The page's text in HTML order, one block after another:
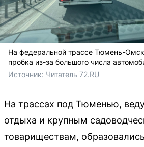
На федеральной трассе Тюмень-
пробка из-за большого числа
Источник: Читатель 72.RU
На трассах под Тюменью,
отдыха и крупным
товариществам,